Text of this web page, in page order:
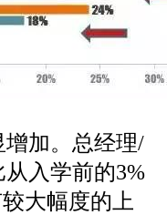
加。总经理/
入学前的3%
大幅度的上